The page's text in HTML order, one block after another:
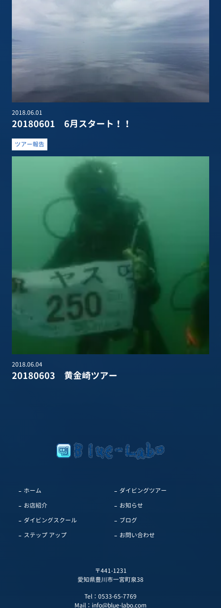
2018.06.01
20180601 6月スタート！！
ツアー報告
2018.06.04
20180603 黄金崎ツアー
ホーム
お店紹介
ダイビングスクール
ステップ アップ
ダイビングツアー
お知らせ
ブログ
お問い合わせ
〒441-1231
愛知県豊川市一宮町泉38
Tel： 0533-65-7769
Mail： info@blue-labo.com